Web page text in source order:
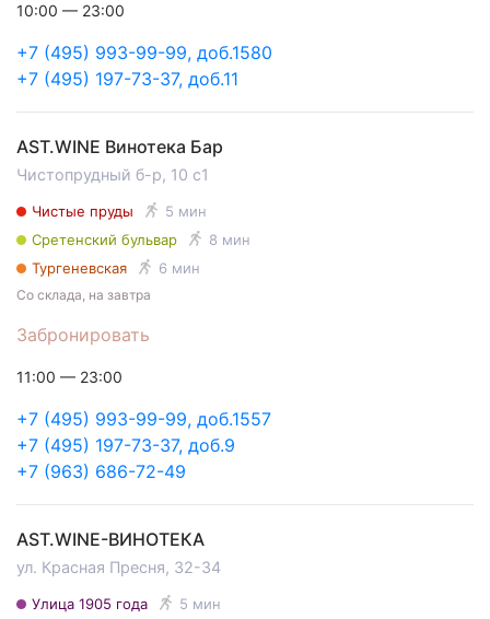
+7 (495) 993-99-99, доб.1580
+7 (495) 197-73-37, доб.11
10:00 — 23:00
AST.WINE Винотека Бар
Чистопрудный б-р, 10 с1
Чистые пруды
5 мин
Сретенский бульвар
8 мин
Тургеневская
6 мин
Забронировать
Со склада, на завтра
+7 (495) 993-99-99, доб.1557
+7 (495) 197-73-37, доб.9
+7 (963) 686-72-49
11:00 — 23:00
AST.WINE-ВИНОТЕКА
ул. Красная Пресня, 32-34
Улица 1905 года
5 мин